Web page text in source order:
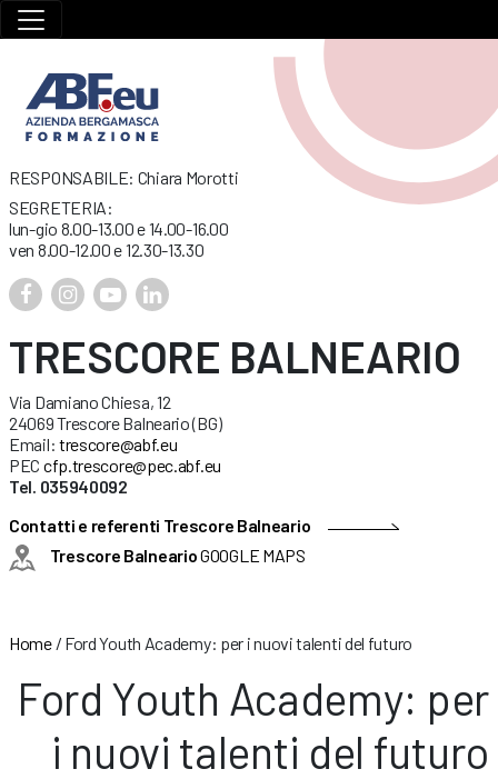
RESPONSABILE: Chiara Morotti
SEGRETERIA:
lun-gio 8.00-13.00 e 14.00-16.00
ven 8.00-12.00 e 12.30-13.30
TRESCORE BALNEARIO
Via Damiano Chiesa, 12
24069 Trescore Balneario (BG)
Email: trescore@abf.eu
PEC cfp.trescore@pec.abf.eu
Tel. 035940092
Contatti e referenti Trescore Balneario
Trescore BalnearioGOOGLE MAPS
Home/ Ford Youth Academy: per i nuovi talenti del futuro
Ford Youth Academy: per
i nuovi talenti del futuro